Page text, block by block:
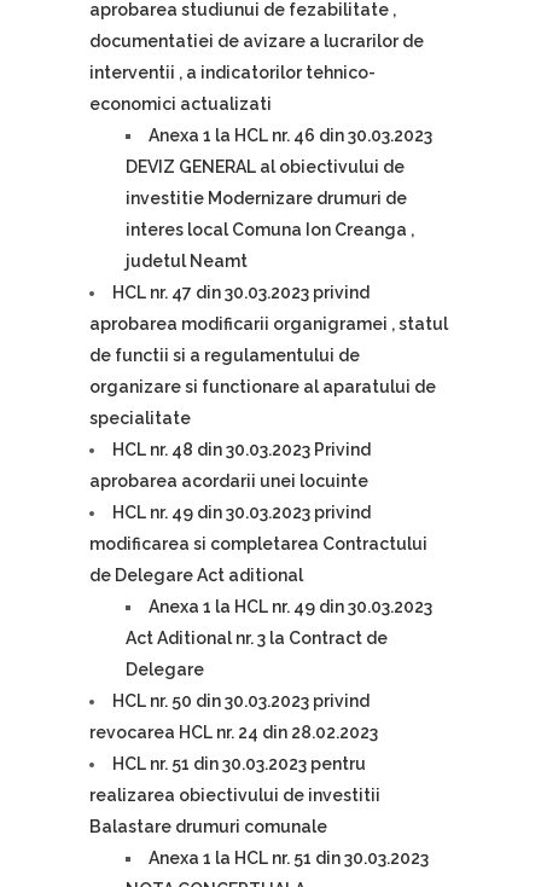
aprobarea studiunui de fezabilitate ,
documentatiei de avizare a lucrarilor de
interventii , a indicatorilor tehnico-
economici actualizati
Anexa 1 la HCL nr. 46 din 30.03.2023
DEVIZ GENERAL al obiectivului de
investitie Modernizare drumuri de
interes local Comuna Ion Creanga ,
judetul Neamt
HCL nr. 47 din 30.03.2023 privind
aprobarea modificarii organigramei , statul
de functii si a regulamentului de
organizare si functionare al aparatului de
specialitate
HCL nr. 48 din 30.03.2023 Privind
aprobarea acordarii unei locuinte
HCL nr. 49 din 30.03.2023 privind
modificarea si completarea Contractului
de Delegare Act aditional
Anexa 1 la HCL nr. 49 din 30.03.2023
Act Aditional nr. 3 la Contract de
Delegare
HCL nr. 50 din 30.03.2023 privind
revocarea HCL nr. 24 din 28.02.2023
HCL nr. 51 din 30.03.2023 pentru
realizarea obiectivului de investitii
Balastare drumuri comunale
Anexa 1 la HCL nr. 51 din 30.03.2023